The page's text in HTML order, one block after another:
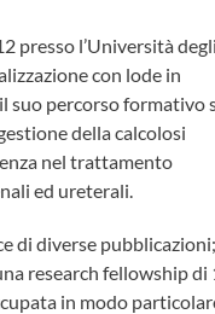
presso l’Università degli
con lode in
suo percorso formativo
della calcolosi
nel trattamento
ed ureterali.
di diverse pubblicazioni;
research fellowship di
in modo